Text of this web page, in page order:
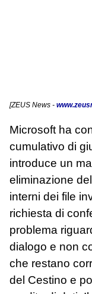
[ZEUS News -
Microsoft ha
cumulativo di
introduce un
eliminazione del
interni dei file
richiesta di
problema
dialogo e non
che restano
del Cestino e